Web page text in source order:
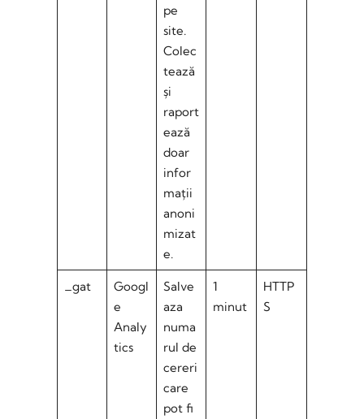
pe
site.
Colec
tează
și
raport
ează
doar
infor
mații
anoni
mizat
e.
_gat
Googl
e
Analy
tics
Salve
aza
numa
rul de
cereri
care
pot fi
1
minut
HTTP
S